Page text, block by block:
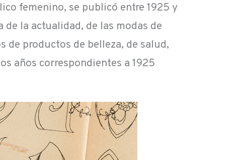
femenino, se publicó entre 1925 y
la actualidad, de las modas de
de productos de belleza, de salud,
años correspondientes a 1925